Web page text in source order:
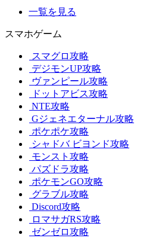
一覧を見る
スマホゲーム
スマグロ攻略
デジモンUP攻略
ヴァンピール攻略
ドットアビス攻略
NTE攻略
Gジェネエターナル攻略
ポケポケ攻略
シャドバ ビヨンド攻略
モンスト攻略
パズドラ攻略
ポケモンGO攻略
グラブル攻略
Discord攻略
ロマサガRS攻略
ゼンゼロ攻略